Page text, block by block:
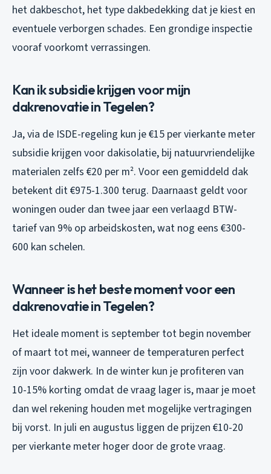
het dakbeschot, het type dakbedekking dat je kiest en
eventuele verborgen schades. Een grondige inspectie
vooraf voorkomt verrassingen.
Kan ik subsidie krijgen voor mijn
dakrenovatie in Tegelen?
Ja, via de ISDE-regeling kun je €15 per vierkante meter
subsidie krijgen voor dakisolatie, bij natuurvriendelijke
materialen zelfs €20 per m². Voor een gemiddeld dak
betekent dit €975-1.300 terug. Daarnaast geldt voor
woningen ouder dan twee jaar een verlaagd BTW-
tarief van 9% op arbeidskosten, wat nog eens €300-
600 kan schelen.
Wanneer is het beste moment voor een
dakrenovatie in Tegelen?
Het ideale moment is september tot begin november
of maart tot mei, wanneer de temperaturen perfect
zijn voor dakwerk. In de winter kun je profiteren van
10-15% korting omdat de vraag lager is, maar je moet
dan wel rekening houden met mogelijke vertragingen
bij vorst. In juli en augustus liggen de prijzen €10-20
per vierkante meter hoger door de grote vraag.